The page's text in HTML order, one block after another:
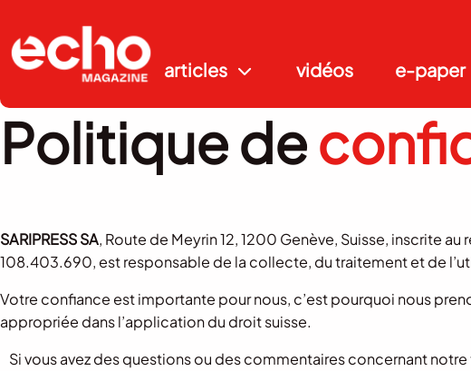
articles vidéos e-paper
Politique de
SARIPRESS SA, Route de Meyrin 12, 1200 Genève, Suisse, inscrite
108.403.690, est responsable de la collecte, du traitement et de
Votre confiance est importante pour nous, c’est pourquoi nous
appropriée dans l’application du droit suisse.
Si vous avez des questions ou des commentaires concernant